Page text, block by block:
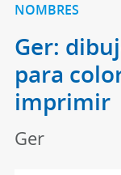
NOMBRES
Ger:
para
imprimir
Ger